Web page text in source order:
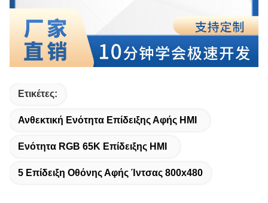
Ετικέτες:
Ανθεκτική Ενότητα Επίδειξης Αφής HMI
Ενότητα RGB 65K Επίδειξης HMI
5 Επίδειξη Οθόνης Αφής Ίντσας 800x480